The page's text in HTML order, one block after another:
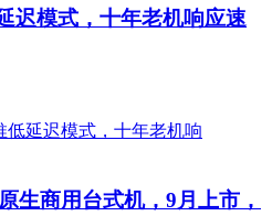
迟模式，十年老机响应速
生商用台式机，9月上市，